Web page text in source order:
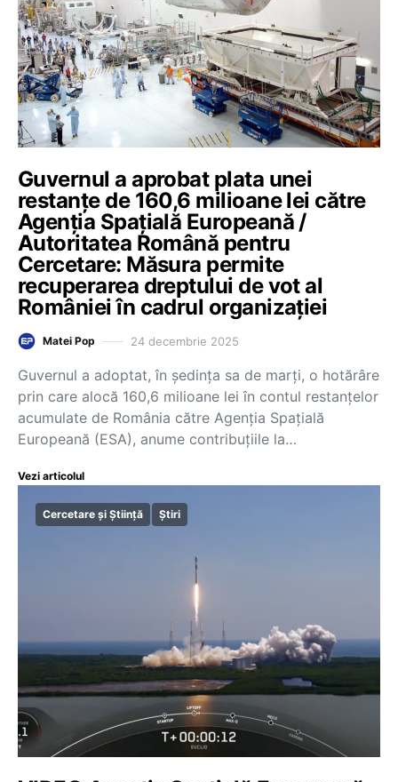
Guvernul a aprobat plata unei
restanțe de 160,6 milioane lei către
Agenția Spațială Europeană /
Autoritatea Română pentru
Cercetare: Măsura permite
recuperarea dreptului de vot al
României în cadrul organizației
Matei Pop 24 decembrie 2025
Guvernul a adoptat, în ședința sa de marți, o hotărâre
prin care alocă 160,6 milioane lei în contul restanțelor
acumulate de România către Agenția Spațială
Europeană (ESA), anume contribuțiile la…
Vezi articolul
Cercetare și Știință Știri